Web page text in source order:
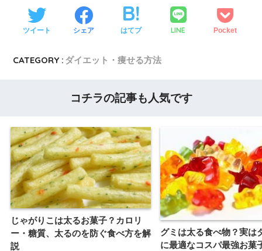
ツイート シェア はてブ LINE Pocket
CATEGORY : ダイエット・痩せる方法
コチラの記事も人気です
じゃがりこは太るお菓子？カロリ
ー・糖質、太るのを防ぐ食べ方を解
説
グミは太る食べ物？実は
に最適なコスパ最強お菓